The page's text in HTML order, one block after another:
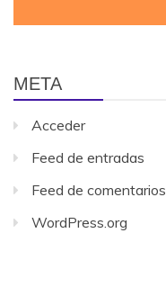
META
Acceder
Feed de entradas
Feed de comentarios
WordPress.org